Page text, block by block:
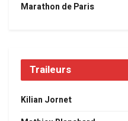
Marathon de Paris
Traileurs
Kilian Jornet